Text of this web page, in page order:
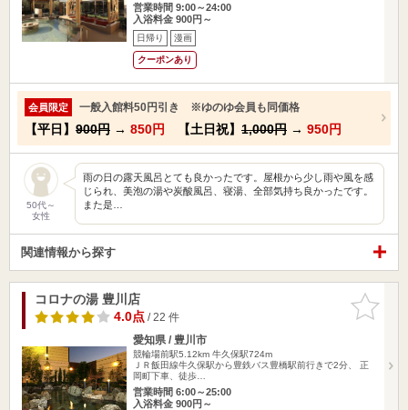
営業時間 9:00～24:00
入浴料金 900円～
日帰り 漫画
クーポンあり
会員限定 一般入館料50円引き ※ゆのゆ会員も同価格
【平日】 900円 → 850円 【土日祝】 1,000円 → 950円
50代～
女性
雨の日の露天風呂とても良かったです。屋根から少し雨や風を感
じられ、美泡の湯や炭酸風呂、寝湯、全部気持ち良かったです。
また是…
関連情報から探す
お気に入
りに追加
コロナの湯 豊川店
4.0点/ 22 件
愛知県 / 豊川市
競輪場前駅5.12km 牛久保駅724m
ＪＲ飯田線牛久保駅から豊鉄バス豊橋駅前行きで2分、 正
岡町下車、徒歩…
営業時間 6:00～25:00
入浴料金 900円～